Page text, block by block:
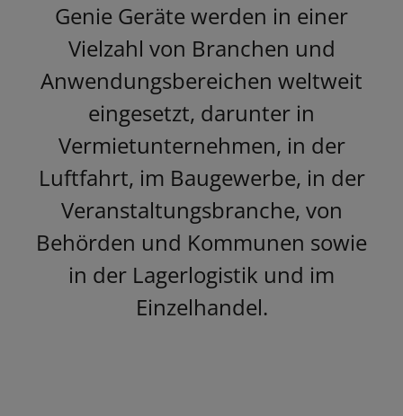
Genie Geräte werden in einer
Vielzahl von Branchen und
Anwendungsbereichen weltweit
eingesetzt, darunter in
Vermietunternehmen, in der
Luftfahrt, im Baugewerbe, in der
Veranstaltungsbranche, von
Behörden und Kommunen sowie
in der Lagerlogistik und im
Einzelhandel.